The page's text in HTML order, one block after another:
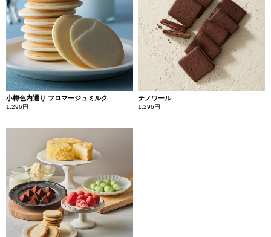
小樽色内通り フロマージュミルク
1,296円
テノワール
1,296円